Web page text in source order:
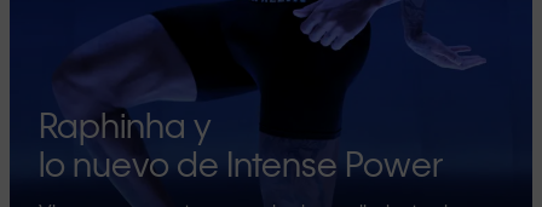
Raphinha y
lo nuevo de Intense Power